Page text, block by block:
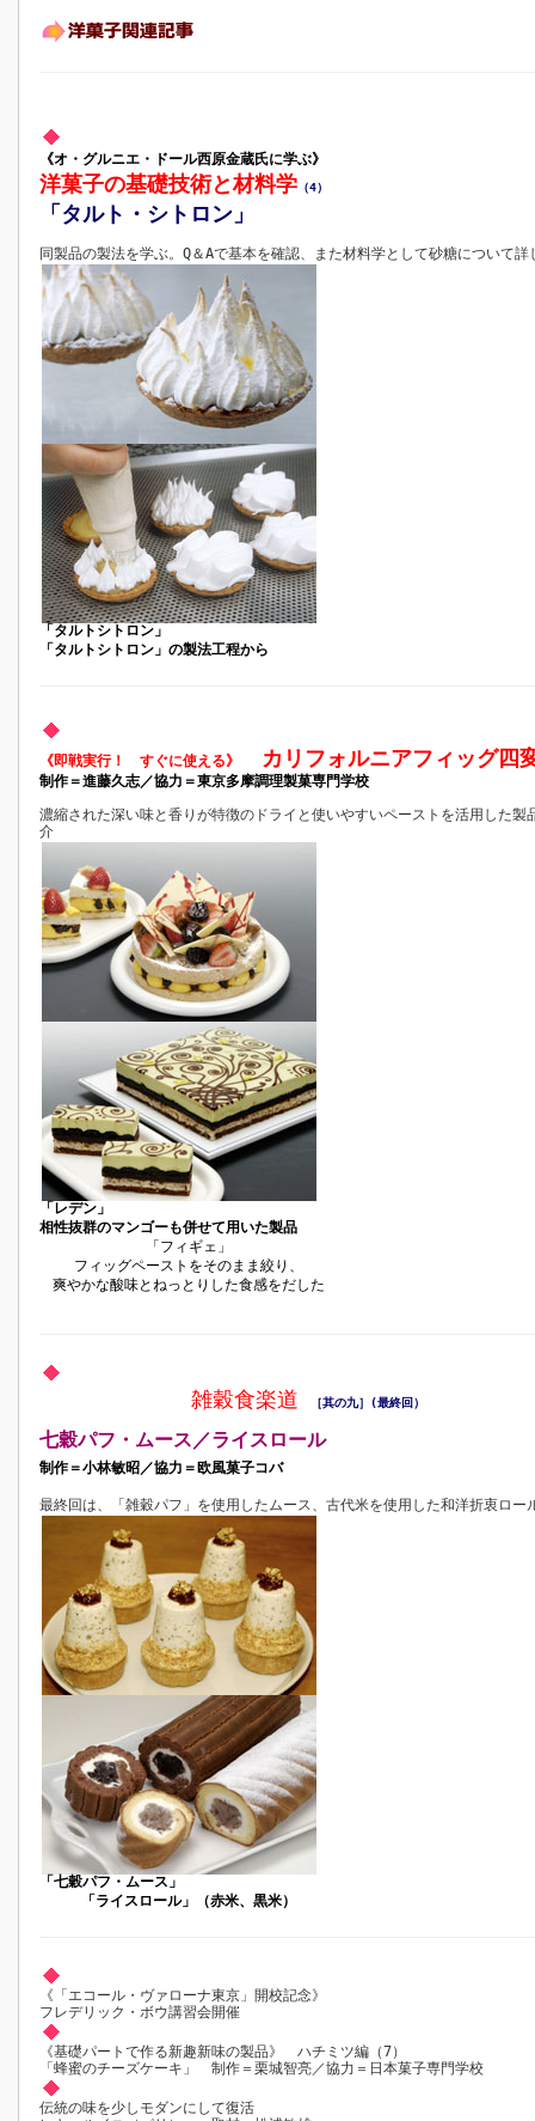
《オ・グルニエ・ドール西原金蔵氏に学ぶ》
洋菓子の基礎技術と材料学 （4）
「タルト・シトロン」
同製品の製法を学ぶ。Q＆Aで基本を確認、また材料学として砂糖について詳
「タルトシトロン」
「タルトシトロン」の製法工程から
《即戦実行！ すぐに使える》 カリフォルニアフィッグ四
制作＝進藤久志／協力＝東京多摩調理製菓専門学校
濃縮された深い味と香りが特徴のドライと使いやすいペーストを活用した製
介
「レデン」
相性抜群のマンゴーも併せて用いた製品
「フィギェ」
フィッグペーストをそのまま絞り、
爽やかな酸味とねっとりした食感をだした
雑穀食楽道 ［其の九］(最終回）
七穀パフ・ムース／ライスロール
制作＝小林敏昭／協力＝欧風菓子コバ
最終回は、「雑穀パフ」を使用したムース、古代米を使用した和洋折衷ロー
「七穀パフ・ムース」
「ライスロール」（赤米、黒米）
《「エコール・ヴァローナ東京」開校記念》
フレデリック・ボウ講習会開催
《基礎パートで作る新趣新味の製品》 ハチミツ編（7）
「蜂蜜のチーズケーキ」 制作＝栗城智亮／協力＝日本菓子専門学校
伝統の味を少しモダンにして復活